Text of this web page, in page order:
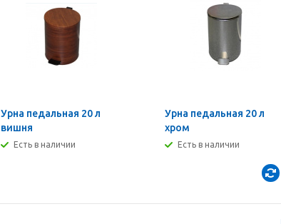
Урна педальная 20 л
вишня
Есть в наличии
Урна педальная 20 л
хром
Есть в наличии